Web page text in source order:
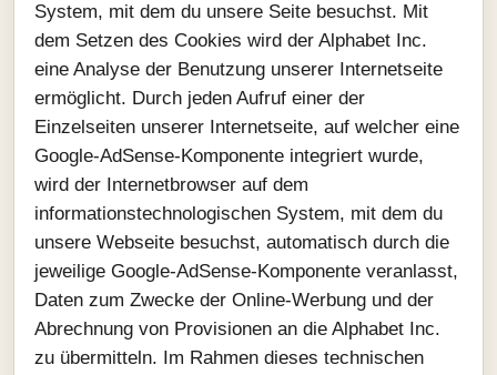
System, mit dem du unsere Seite besuchst. Mit
dem Setzen des Cookies wird der Alphabet Inc.
eine Analyse der Benutzung unserer Internetseite
ermöglicht. Durch jeden Aufruf einer der
Einzelseiten unserer Internetseite, auf welcher eine
Google-AdSense-Komponente integriert wurde,
wird der Internetbrowser auf dem
informationstechnologischen System, mit dem du
unsere Webseite besuchst, automatisch durch die
jeweilige Google-AdSense-Komponente veranlasst,
Daten zum Zwecke der Online-Werbung und der
Abrechnung von Provisionen an die Alphabet Inc.
zu übermitteln. Im Rahmen dieses technischen